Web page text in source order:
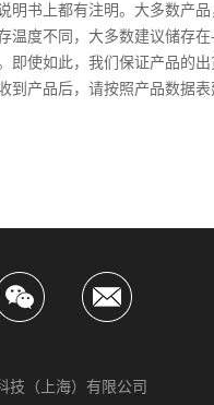
明书上都有注明。大多数产
温度不同，大多数建议储存
即使如此，我们保证产品的
产品后，请按照产品数据表
技（上海）有限公司